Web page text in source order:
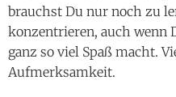
brauchst Du nur noch zu
konzentrieren, auch wenn
ganz so viel Spaß macht.
Aufmerksamkeit.